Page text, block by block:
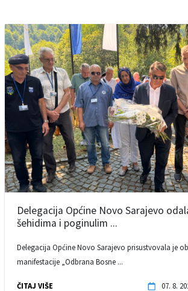
Delegacija Općine Novo Sarajevo
šehidima i poginulim ...
Delegacija Općine Novo Sarajevo prisustvovala je
manifestacije „Odbrana Bosne ...
ČITAJ VIŠE 07. 8.